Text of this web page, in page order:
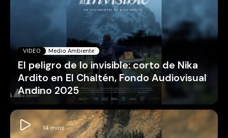
VIDEO Medio Ambiente
El peligro de lo invisible: corto de Nika
Ardito en El Chaltén, Fondo Audiovisual
Andino 2025